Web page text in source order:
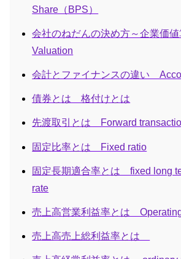
Share（BPS）
会社のねだんの決め方～企業価
Valuation
会計とファイナンスの違い
債券とは 格付けとは
先渡取引とは Forward
固定比率とは Fixed ratio
固定長期適合率とは fixed long
rate
売上高営業利益率とは
売上高売上総利益率とは